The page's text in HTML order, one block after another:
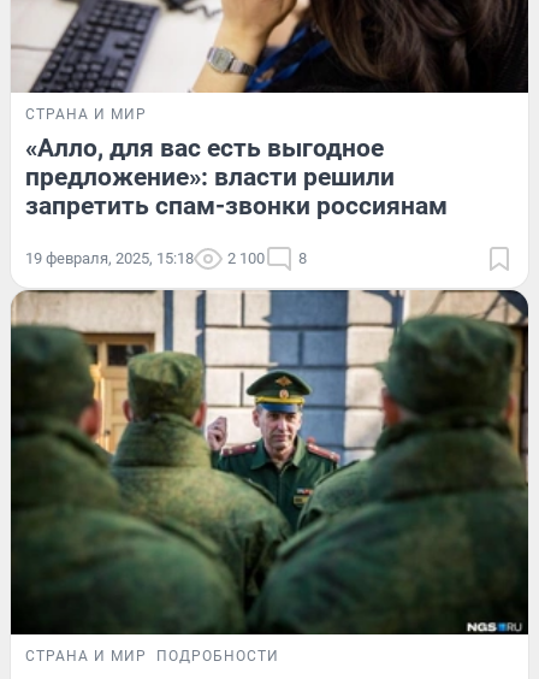
СТРАНА И МИР
«Алло, для вас есть выгодное
предложение»: власти решили
запретить спам-звонки россиянам
19 февраля, 2025, 15:18 2 100 8
СТРАНА И МИР ПОДРОБНОСТИ